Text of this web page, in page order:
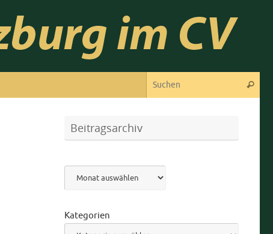
Suchen
Beitragsarchiv
Archiv
Kategorien